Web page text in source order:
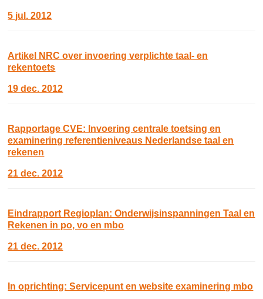
5 jul. 2012
Artikel NRC over invoering verplichte taal- en
rekentoets
19 dec. 2012
Rapportage CVE: Invoering centrale toetsing en
examinering referentieniveaus Nederlandse taal en
rekenen
21 dec. 2012
Eindrapport Regioplan: Onderwijsinspanningen Taal en
Rekenen in po, vo en mbo
21 dec. 2012
In oprichting: Servicepunt en website examinering mbo